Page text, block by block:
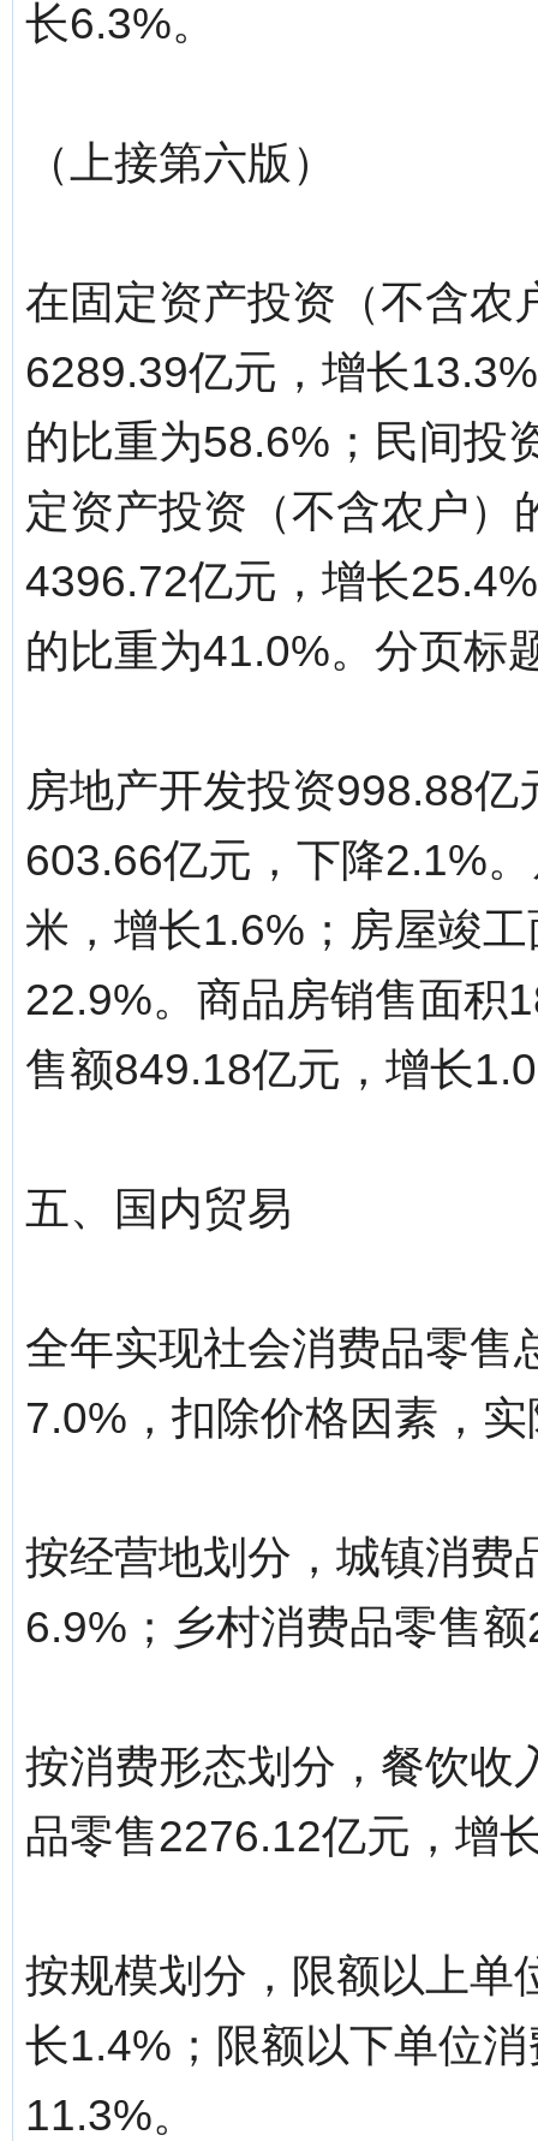
长6.3%。
（上接第六版）
在固定资产投资（不含农
6289.39亿元，增长
的比重为58.6%；民间投
定资产投资（不含农户）
4396.72亿元，增长
的比重为41.0%。分页标
房地产开发投资998.88
603.66亿元，下降2.1%
米，增长1.6%；房屋竣
22.9%。商品房销售面积
售额849.18亿元，增长
五、国内贸易
全年实现社会消费品零售
7.0%，扣除价格因素，
按经营地划分，城镇消费
6.9%；乡村消费品零售
按消费形态划分，餐饮收
品零售2276.12亿元，增
按规模划分，限额以上单
长1.4%；限额以下单位
11.3%。